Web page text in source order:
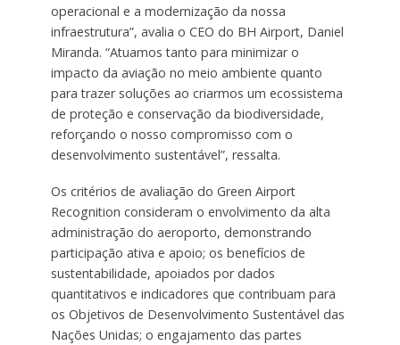
operacional e a modernização da nossa
infraestrutura”, avalia o CEO do BH Airport, Daniel
Miranda. “Atuamos tanto para minimizar o
impacto da aviação no meio ambiente quanto
para trazer soluções ao criarmos um ecossistema
de proteção e conservação da biodiversidade,
reforçando o nosso compromisso com o
desenvolvimento sustentável”, ressalta.
Os critérios de avaliação do Green Airport
Recognition consideram o envolvimento da alta
administração do aeroporto, demonstrando
participação ativa e apoio; os benefícios de
sustentabilidade, apoiados por dados
quantitativos e indicadores que contribuam para
os Objetivos de Desenvolvimento Sustentável das
Nações Unidas; o engajamento das partes